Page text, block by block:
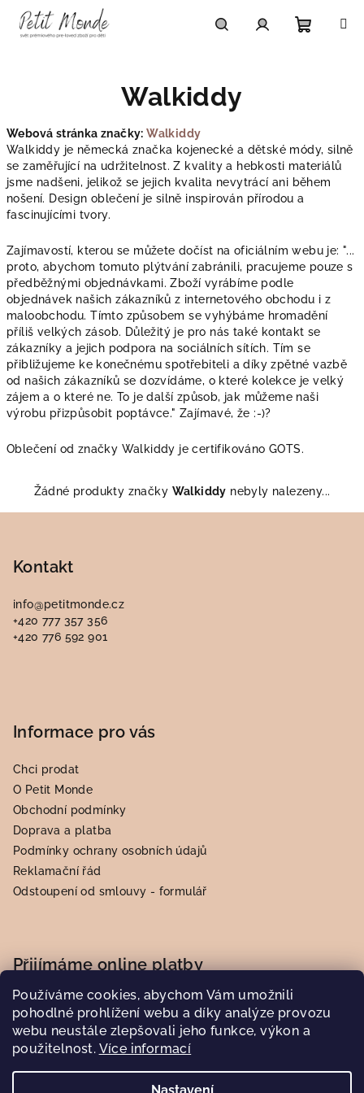
Používáme cookies, abychom Vám umožnili
pohodlné prohlížení webu a díky analýze provozu
webu neustále zlepšovali jeho funkce, výkon a
použitelnost. Více informací
obsah
Walkiddy
Webová stránka značky:Walkiddy
Walkiddy je německá značka kojenecké a dětské módy, silně
se zaměřující na udržitelnost. Z kvality a hebkosti materiálů
jsme nadšeni, jelikož se jejich kvalita nevytrácí ani během
nošení. Design oblečení je silně inspirován přírodou a
fascinujícími tvory.
Zajímavostí, kterou se můžete dočíst na oficiálním webu je: "...
proto, abychom tomuto plýtvání zabránili, pracujeme pouze s
předběžnými objednávkami. Zboží vyrábíme podle
objednávek našich zákazníků z internetového obchodu i z
maloobchodu. Tímto způsobem se vyhýbáme hromadění
příliš velkých zásob. Důležitý je pro nás také kontakt se
zákazníky a jejich podpora na sociálních sítích. Tím se
přibližujeme ke konečnému spotřebiteli a díky zpětné vazbě
od našich zákazníků se dozvídáme, o které kolekce je velký
zájem a o které ne. To je další způsob, jak můžeme naši
výrobu přizpůsobit poptávce." Zajímavé, že :-)?
Oblečení od značky Walkiddy je certifikováno GOTS.
Žádné produkty značky Walkiddy nebyly nalezeny...
Kontakt
info@petitmonde.cz
+420 777 357 356
+420 776 592 901
Informace pro vás
Chci prodat
O Petit Monde
Obchodní podmínky
Doprava a platba
Podmínky ochrany osobních údajů
Reklamační řád
Odstoupení od smlouvy - formulář
Přijímáme online platby